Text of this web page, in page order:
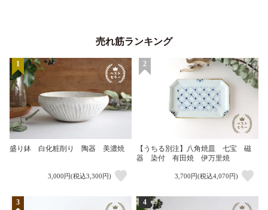
売れ筋ランキング
1
盛り鉢 白化粧削り 陶器 美濃焼
3,000円(税込3,300円)
2
【うちる別注】八角焼皿 七宝 磁
器 染付 有田焼 伊万里焼
3,700円(税込4,070円)
3 4